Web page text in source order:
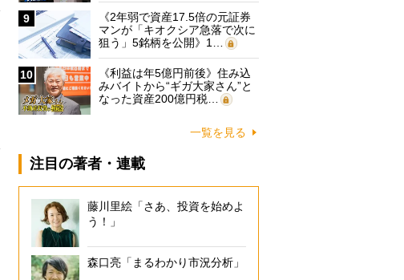
9
《2年弱で資産17.5倍の元証券
マンが「キオクシア急落で次に
狙う」5銘柄を公開》1…
10
《利益は年5億円前後》住み込
みバイトから“ギガ大家さん”と
なった資産200億円税…
一覧を見る
注目の著者・連載
藤川里絵「さあ、投資を始めよ
う！」
森口亮「まるわかり市況分析」